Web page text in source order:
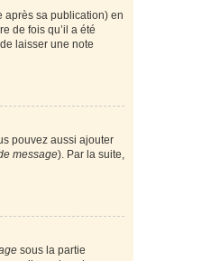
après sa publication) en
de fois qu’il a été
laisser une note
pouvez aussi ajouter
message). Par la suite,
sous la partie